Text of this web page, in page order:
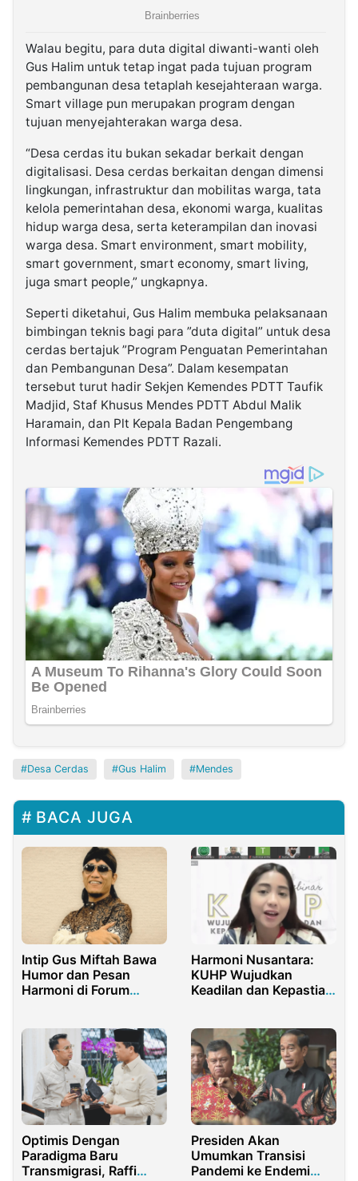
Walau begitu, para duta digital diwanti-wanti oleh
Gus Halim untuk tetap ingat pada tujuan program
pembangunan desa tetaplah kesejahteraan warga.
Smart village pun merupakan program dengan
tujuan menyejahterakan warga desa.
“Desa cerdas itu bukan sekadar berkait dengan
digitalisasi. Desa cerdas berkaitan dengan dimensi
lingkungan, infrastruktur dan mobilitas warga, tata
kelola pemerintahan desa, ekonomi warga, kualitas
hidup warga desa, serta keterampilan dan inovasi
warga desa. Smart environment, smart mobility,
smart government, smart economy, smart living,
juga smart people,” ungkapnya.
Seperti diketahui, Gus Halim membuka pelaksanaan
bimbingan teknis bagi para ”duta digital” untuk desa
cerdas bertajuk ”Program Penguatan Pemerintahan
dan Pembangunan Desa”. Dalam kesempatan
tersebut turut hadir Sekjen Kemendes PDTT Taufik
Madjid, Staf Khusus Mendes PDTT Abdul Malik
Haramain, dan Plt Kepala Badan Pengembang
Informasi Kemendes PDTT Razali.
Desa Cerdas Gus Halim Mendes
BACA JUGA
Intip Gus Miftah Bawa
Humor dan Pesan
Harmoni di Forum
Harmoni Nusantara:
KUHP Wujudkan
Keadilan dan Kepastian
Optimis Dengan
Paradigma Baru
Transmigrasi, Raffi
Presiden Akan
Umumkan Transisi
Pandemi ke Endemi